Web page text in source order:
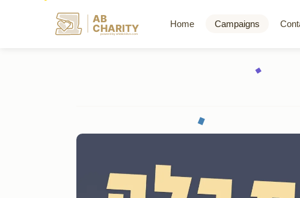
AB
CHARITY
powerd by ahblicklive.com
Home Campaigns